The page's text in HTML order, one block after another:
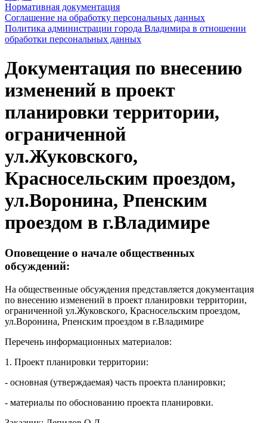
Нормативная документация
Соглашение на обработку персональных данных
Политика администрации города Владимира в отношении
обработки персональных данных
Документация по внесению
изменений в проект
планировки территории,
ограниченной
ул.Жуковского,
Красносельским проездом,
ул.Воронина, Рпенским
проездом в г.Владимире
Оповещение о начале общественных
обсуждений:
На общественные обсуждения представляется документация
по внесению изменений в проект планировки территории,
ограниченной ул.Жуковского, Красносельским проездом,
ул.Воронина, Рпенским проездом в г.Владимире
Перечень информационных материалов:
1. Проект планировки территории:
- основная (утверждаемая) часть проекта планировки;
- материалы по обоснованию проекта планировки.